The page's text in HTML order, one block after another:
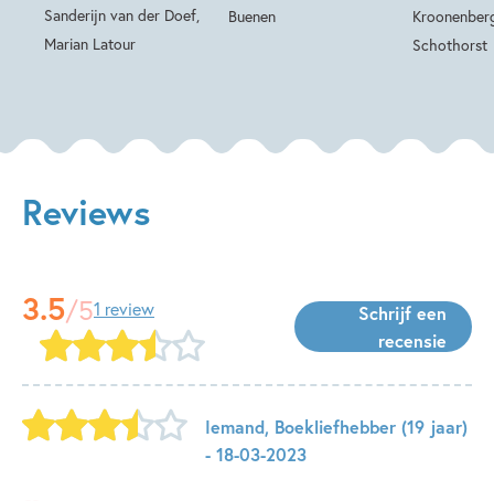
Sanderijn van der Doef,
Marian Latour
Buenen
Schothorst
Reviews
3.5/51 review
Schrijf een
recensie
Iemand, Boekliefhebber (19 jaar)
- 18-03-2023